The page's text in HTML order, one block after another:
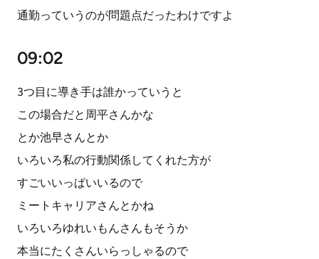
通勤っていうのが問題点だったわけですよ
09:02
3つ目に導き手は誰かっていうと
この場合だと周平さんかな
とか池早さんとか
いろいろ私の行動関係してくれた方が
すごいいっぱいいるので
ミートキャリアさんとかね
いろいろゆれいもんさんもそうか
本当にたくさんいらっしゃるので